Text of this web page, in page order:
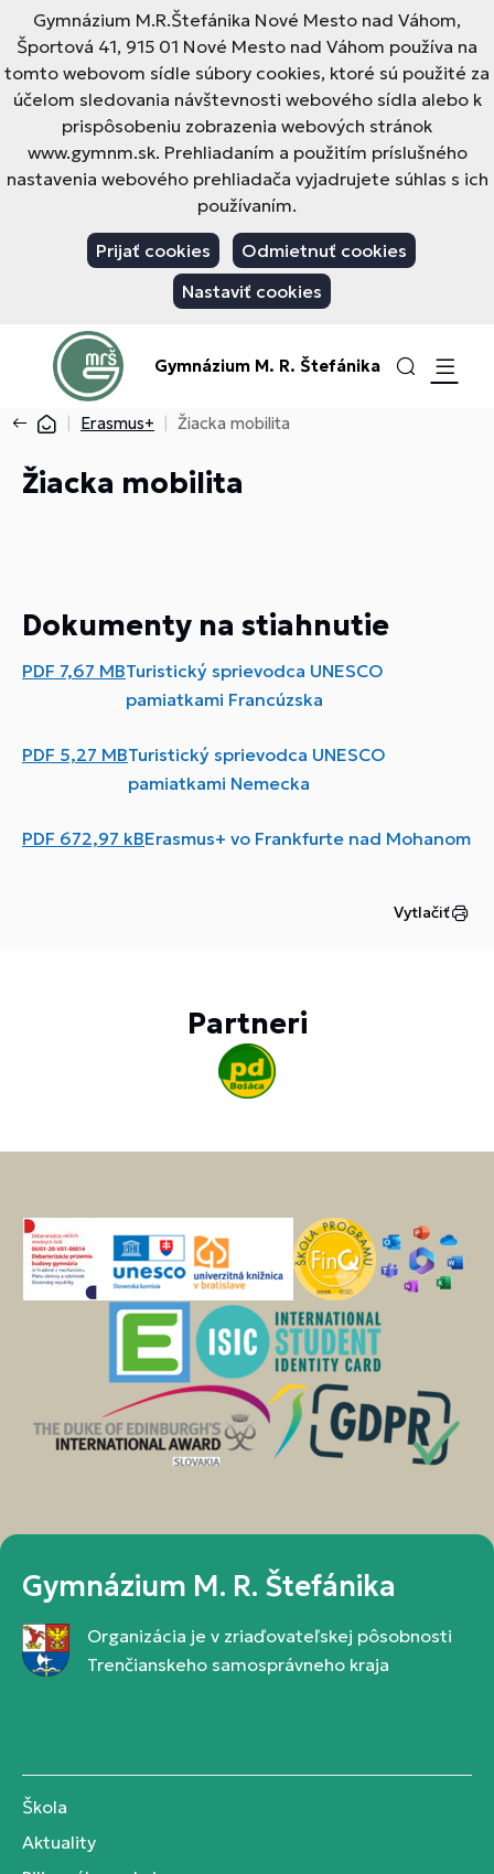
Gymnázium M.R.Štefánika Nové Mesto nad Váhom,
Športová 41, 915 01 Nové Mesto nad Váhom používa na
tomto webovom sídle súbory cookies, ktoré sú použité za
účelom sledovania návštevnosti webového sídla alebo k
prispôsobeniu zobrazenia webových stránok
www.gymnm.sk. Prehliadaním a použitím príslušného
nastavenia webového prehliadača vyjadrujete súhlas s ich
používaním.
Prijať cookies
Odmietnuť cookies
Nastaviť cookies
Gymnázium M. R. Štefánika
Erasmus+ Žiacka mobilita
Žiacka mobilita
Dokumenty na stiahnutie
PDF 7,67 MBTuristický sprievodca UNESCO
pamiatkami Francúzska
PDF 5,27 MBTuristický sprievodca UNESCO
pamiatkami Nemecka
PDF 672,97 kBErasmus+ vo Frankfurte nad Mohanom
Vytlačiť
Partneri
Gymnázium M. R. Štefánika
Organizácia je v zriaďovateľskej pôsobnosti
Trenčianskeho samosprávneho kraja
Škola
Aktuality